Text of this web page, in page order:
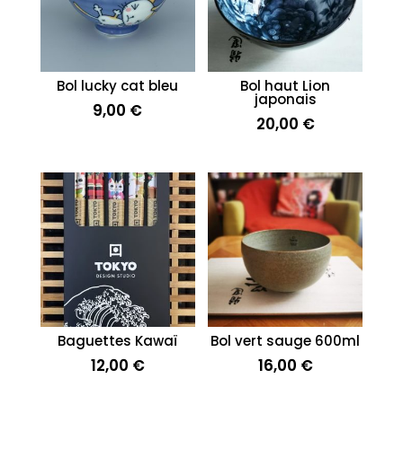
Bol lucky cat bleu
9,00 €
Bol haut Lion
japonais
20,00 €
Baguettes Kawaï
12,00 €
Bol vert sauge 600ml
16,00 €